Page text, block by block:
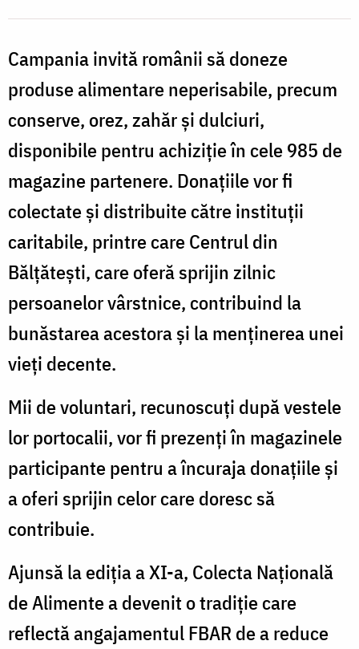
Alimente
România
Campania invită românii să doneze
produse alimentare neperisabile, precum
conserve, orez, zahăr și dulciuri,
disponibile pentru achiziție în cele 985 de
magazine partenere. Donațiile vor fi
colectate și distribuite către instituții
caritabile, printre care Centrul din
Bălțătești, care oferă sprijin zilnic
persoanelor vârstnice, contribuind la
bunăstarea acestora și la menținerea unei
vieți decente.
Mii de voluntari, recunoscuți după vestele
lor portocalii, vor fi prezenți în magazinele
participante pentru a încuraja donațiile și
a oferi sprijin celor care doresc să
contribuie.
Ajunsă la ediția a XI-a, Colecta Națională
de Alimente a devenit o tradiție care
reflectă angajamentul FBAR de a reduce